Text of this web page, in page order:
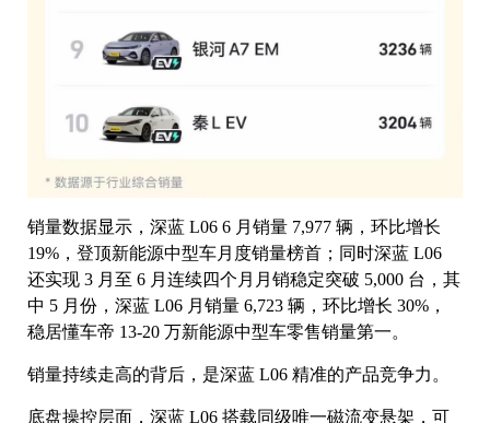
销量数据显示，深蓝 L06 6 月销量 7,977 辆，环比增长
19%，登顶新能源中型车月度销量榜首；同时深蓝 L06
还实现 3 月至 6 月连续四个月月销稳定突破 5,000 台，其
中 5 月份，深蓝 L06 月销量 6,723 辆，环比增长 30%，
稳居懂车帝 13-20 万新能源中型车零售销量第一。
销量持续走高的背后，是深蓝 L06 精准的产品竞争力。
底盘操控层面，深蓝 L06 搭载同级唯一磁流变悬架，可